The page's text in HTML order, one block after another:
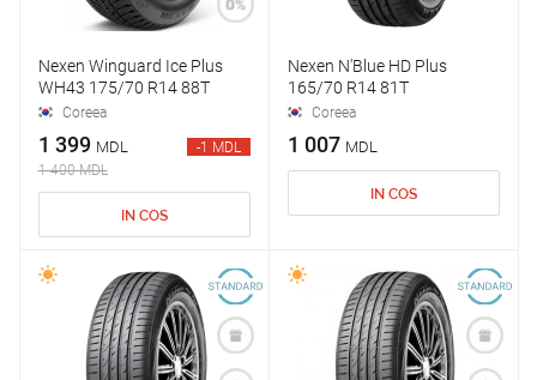
Nexen Winguard Ice Plus
WH43 175/70 R14 88T
Coreea
1 399 MDL
1 400 MDL
-1 MDL
IN COS
Nexen N'Blue HD Plus
165/70 R14 81T
Coreea
1 007 MDL
IN COS